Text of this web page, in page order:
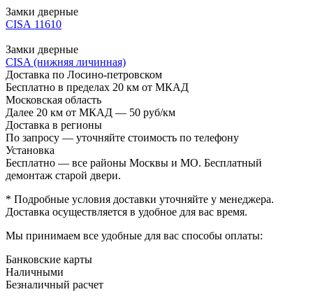
Замки дверные
CISA 11610
Замки дверные
CISA (нижняя личинная)
Доставка по Лосино-петровском
Бесплатно в пределах 20 км от МКАД
Московская область
Далее 20 км от МКАД — 50 руб/км
Доставка в регионы
По запросу — уточняйте стоимость по телефону
Установка
Бесплатно — все районы Москвы и МО. Бесплатный
демонтаж старой двери.
* Подробные условия доставки уточняйте у менеджера.
Доставка осуществляется в удобное для вас время.
Мы принимаем все удобные для вас способы оплаты:
Банковские карты
Наличными
Безналичный расчет